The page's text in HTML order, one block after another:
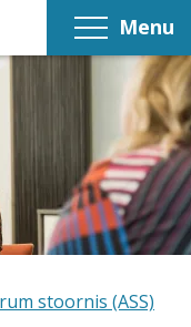
Menu
stoornis (ASS)